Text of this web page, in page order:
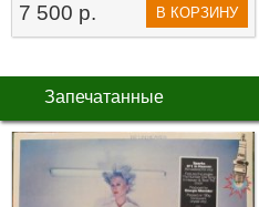
7 500 р. В КОРЗИНУ
Запечатанные